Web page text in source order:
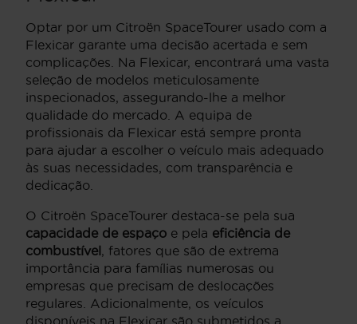
Optar por um Citroën SpaceTourer usado com a
Flexicar garante uma decisão acertada e sem
complicações. Na Flexicar, encontrará uma vasta
seleção de modelos meticulosamente
inspecionados, assegurando-lhe a melhor
qualidade do mercado. A equipa de
profissionais da Flexicar está sempre pronta
para ajudar a escolher o veículo mais adequado
às suas necessidades, com transparência e
dedicação.
O Citroën SpaceTourer destaca-se pela sua
capacidade de espaço e pela eficiência de
combustível, fatores que são de extrema
importância para famílias numerosas ou
empresas que precisam de deslocações
regulares. Adicionalmente, os veículos
disponíveis na Flexicar são submetidos a